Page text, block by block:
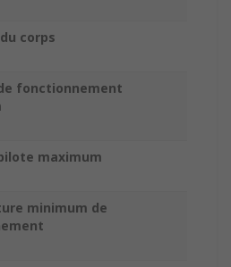
corps
fonctionnement
maximum
minimum de